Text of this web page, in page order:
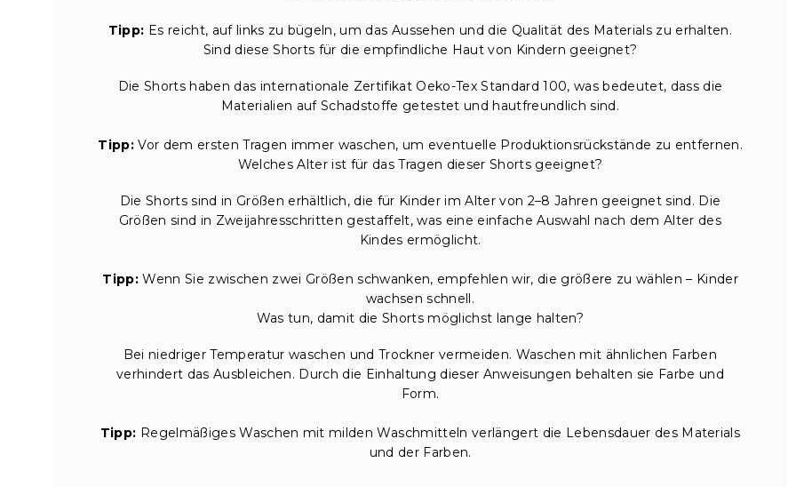
Tipp: Es reicht, auf links zu bügeln, um das Aussehen und die Qualität des Materials zu erhalten.
Sind diese Shorts für die empfindliche Haut von Kindern geeignet?
Die Shorts haben das internationale Zertifikat Oeko-Tex Standard 100, was bedeutet, dass die
Materialien auf Schadstoffe getestet und hautfreundlich sind.
Tipp:Vor dem ersten Tragen immer waschen, um eventuelle Produktionsrückstände zu entfernen.
Welches Alter ist für das Tragen dieser Shorts geeignet?
Die Shorts sind in Größen erhältlich, die für Kinder im Alter von 2–8 Jahren geeignet sind. Die
Größen sind in Zweijahresschritten gestaffelt, was eine einfache Auswahl nach dem Alter des
Kindes ermöglicht.
Tipp:Wenn Sie zwischen zwei Größen schwanken, empfehlen wir, die größere zu wählen – Kinder
wachsen schnell.
Was tun, damit die Shorts möglichst lange halten?
Bei niedriger Temperatur waschen und Trockner vermeiden. Waschen mit ähnlichen Farben
verhindert das Ausbleichen. Durch die Einhaltung dieser Anweisungen behalten sie Farbe und
Form.
Tipp: Regelmäßiges Waschen mit milden Waschmitteln verlängert die Lebensdauer des Materials
und der Farben.